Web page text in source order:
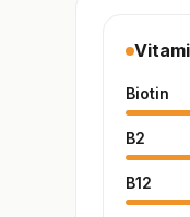
Biotin
B2
B12